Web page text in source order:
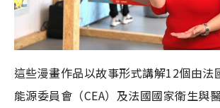
這些漫畫作品以故事形式講解12個由法
能源委員會（CEA）及法國國家衛生與